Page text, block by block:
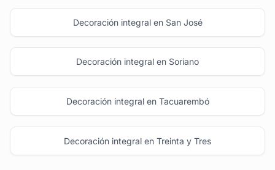
Decoración integral en San José
Decoración integral en Soriano
Decoración integral en Tacuarembó
Decoración integral en Treinta y Tres